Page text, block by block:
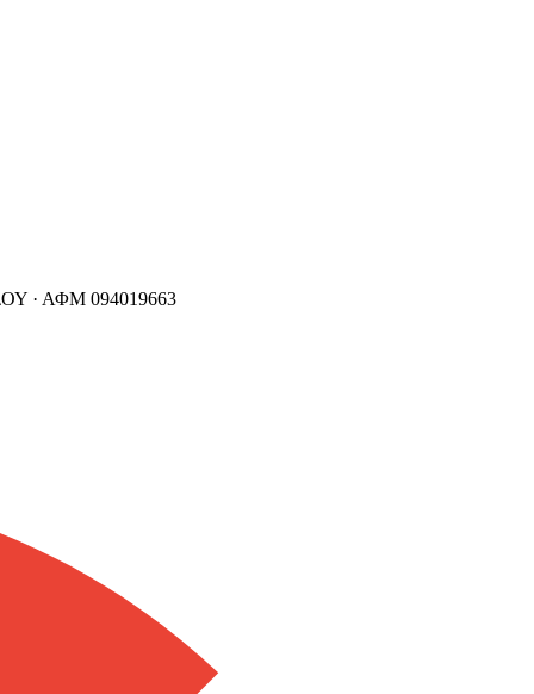
· ΑΦΜ 094019663